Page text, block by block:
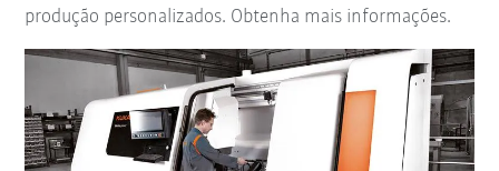
produção personalizados. Obtenha mais informações.